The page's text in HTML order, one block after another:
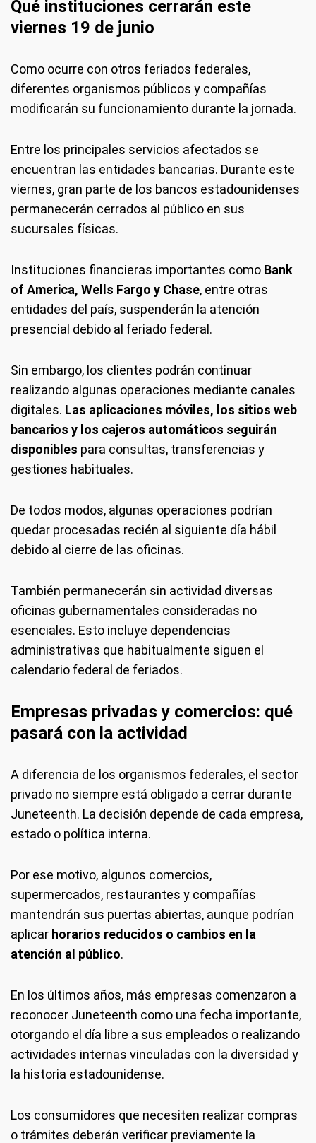
Qué instituciones cerrarán este
viernes 19 de junio
Como ocurre con otros feriados federales,
diferentes organismos públicos y compañías
modificarán su funcionamiento durante la jornada.
Entre los principales servicios afectados se
encuentran las entidades bancarias. Durante este
viernes, gran parte de los bancos estadounidenses
permanecerán cerrados al público en sus
sucursales físicas.
Instituciones financieras importantes como Bank
of America, Wells Fargo y Chase, entre otras
entidades del país, suspenderán la atención
presencial debido al feriado federal.
Sin embargo, los clientes podrán continuar
realizando algunas operaciones mediante canales
digitales. Las aplicaciones móviles, los sitios web
bancarios y los cajeros automáticos seguirán
disponibles para consultas, transferencias y
gestiones habituales.
De todos modos, algunas operaciones podrían
quedar procesadas recién al siguiente día hábil
debido al cierre de las oficinas.
También permanecerán sin actividad diversas
oficinas gubernamentales consideradas no
esenciales. Esto incluye dependencias
administrativas que habitualmente siguen el
calendario federal de feriados.
Empresas privadas y comercios: qué
pasará con la actividad
A diferencia de los organismos federales, el sector
privado no siempre está obligado a cerrar durante
Juneteenth. La decisión depende de cada empresa,
estado o política interna.
Por ese motivo, algunos comercios,
supermercados, restaurantes y compañías
mantendrán sus puertas abiertas, aunque podrían
aplicar horarios reducidos o cambios en la
atención al público.
En los últimos años, más empresas comenzaron a
reconocer Juneteenth como una fecha importante,
otorgando el día libre a sus empleados o realizando
actividades internas vinculadas con la diversidad y
la historia estadounidense.
Los consumidores que necesiten realizar compras
o trámites deberán verificar previamente la